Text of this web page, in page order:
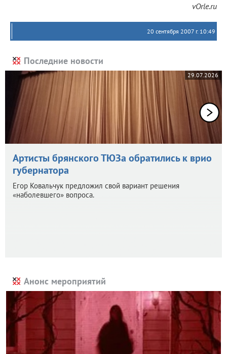
vOrle.ru
20 сентября 2007 г. 10:49
Последние новости
29.07.2026
Артисты брянского ТЮЗа обратились к врио
губернатора
Егор Ковальчук предложил свой вариант решения
«наболевшего» вопроса.
Анонс мероприятий